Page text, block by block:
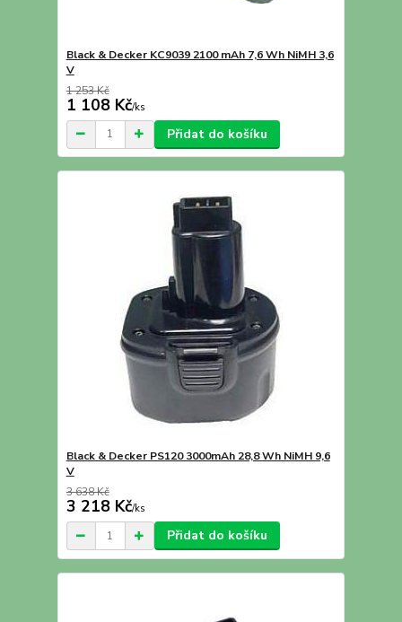
Black & Decker KC9039 2100 mAh 7,6 Wh NiMH 3,6
V
1 253 Kč
1 108 Kč/ks
Přidat do košíku
Black & Decker PS120 3000mAh 28,8 Wh NiMH 9,6
V
3 638 Kč
3 218 Kč/ks
Přidat do košíku